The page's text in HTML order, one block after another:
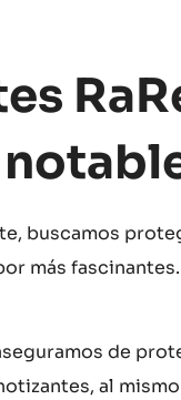
buscamos
más fascinantes.
de
al